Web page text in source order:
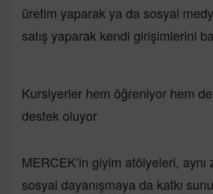
üretim yaparak ya da sosyal
satış yaparak kendi girişimlerini
Kursiyerler hem öğreniyor hem
destek oluyor
MERCEK’in giyim atölyeleri, aynı
sosyal dayanışmaya da katkı